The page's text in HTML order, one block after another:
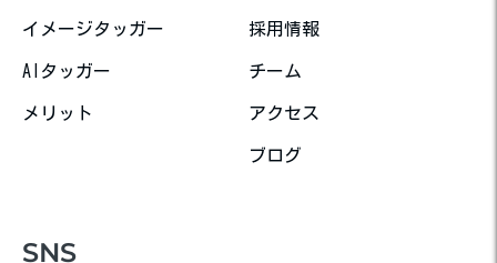
イメージタッガー
AIタッガー
メリット
採用情報
チーム
アクセス
ブログ
SNS